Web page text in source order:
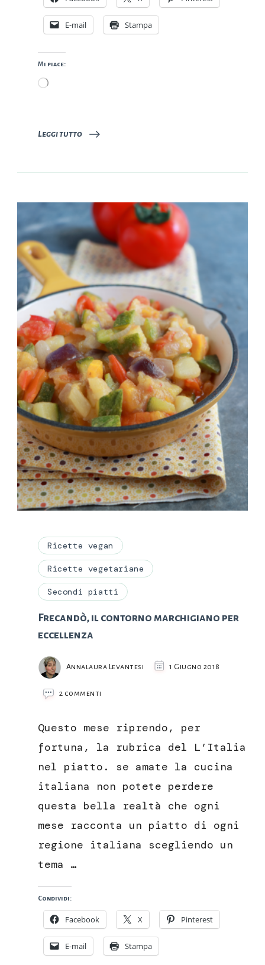
E-mail Stampa
Mi piace:
Caricamento
Leggi tutto
Ricette vegan
Ricette vegetariane
Secondi piatti
Frecandò, il contorno marchigiano per
eccellenza
Annalaura Levantesi 1 Giugno 2018
2 commenti
contorno
marchigiano
eccellenza
Questo mese riprendo, per
fortuna, la rubrica del L’Italia
nel piatto. se amate la cucina
italiana non potete perdere
questa bella realtà che ogni
mese racconta un piatto di ogni
regione italiana scegliendo un
tema …
Condividi:
Facebook X Pinterest
E-mail Stampa